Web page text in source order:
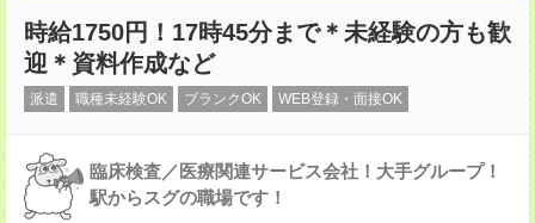
時給1750円！17時45分まで＊未経験の方も歓
迎＊資料作成など
派遣 職種未経験OK ブランクOK WEB登録・面接OK
臨床検査／医療関連サービス会社！大手グループ！
駅からスグの職場です！